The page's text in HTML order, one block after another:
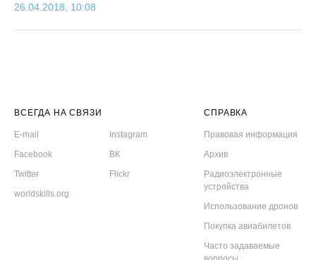
26.04.2018, 10:08
ВСЕГДА НА СВЯЗИ
E-mail
Instagram
Facebook
ВК
Twitter
Flickr
worldskills.org
СПРАВКА
Правовая информация
Архив
Радиоэлектронные
устройства
Использование дронов
Покупка авиабилетов
Часто задаваемые